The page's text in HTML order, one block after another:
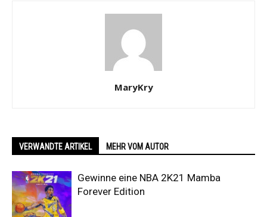
MaryKry
VERWANDTE ARTIKEL MEHR VOM AUTOR
Gewinne eine NBA 2K21 Mamba
Forever Edition